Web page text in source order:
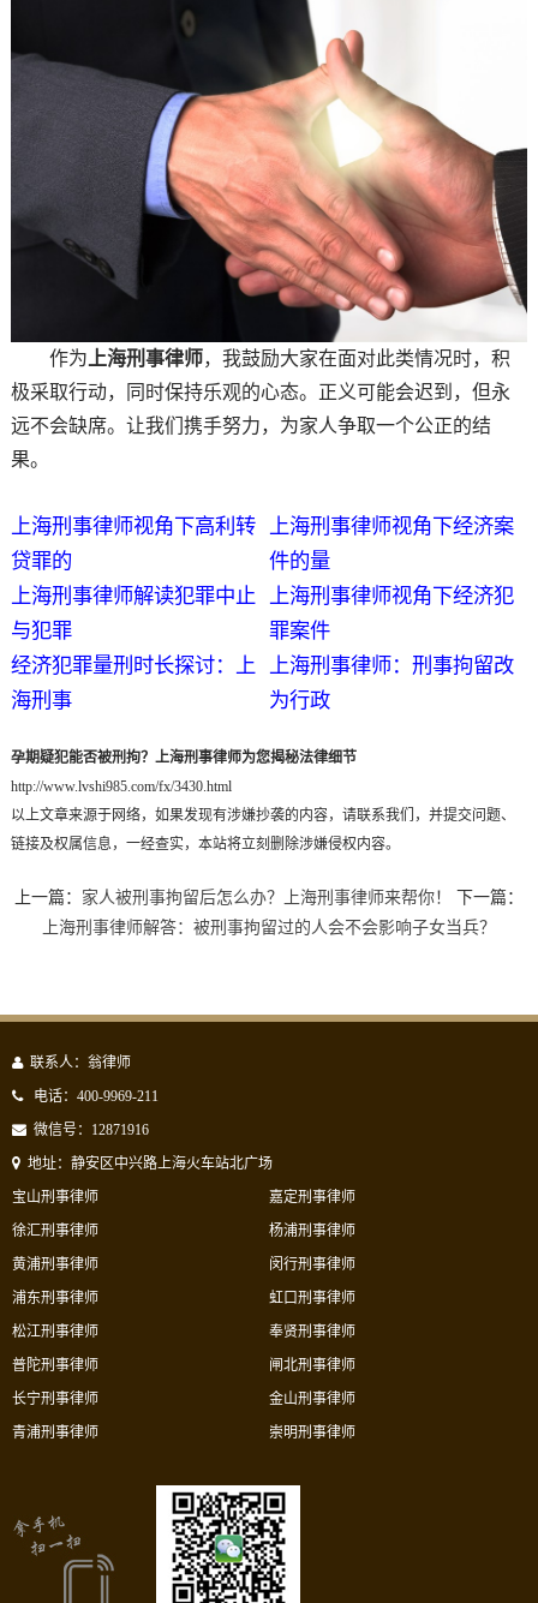
作为 上海刑事律师，我鼓励大家在面对此类情况时，积
极采取行动，同时保持乐观的心态。正义可能会迟到，但永
远不会缺席。让我们携手努力，为家人争取一个公正的结
果。
上海刑事律师视角下高利转
贷罪的
上海刑事律师视角下经济案
件的量
上海刑事律师解读犯罪中止
与犯罪
上海刑事律师视角下经济犯
罪案件
经济犯罪量刑时长探讨：上
海刑事
上海刑事律师：刑事拘留改
为行政
孕期疑犯能否被刑拘？上海刑事律师为您揭秘法律细节
http://www.lvshi985.com/fx/3430.html
以上文章来源于网络，如果发现有涉嫌抄袭的内容，请联系我们，并提交问题、
链接及权属信息，一经查实，本站将立刻删除涉嫌侵权内容。
上一篇： 家人被刑事拘留后怎么办？上海刑事律师来帮你！
下一篇：
上海刑事律师解答：被刑事拘留过的人会不会影响子女当兵？
联系人：翁律师
电话：400-9969-211
微信号：12871916
地址：静安区中兴路上海火车站北广场
宝山刑事律师
徐汇刑事律师
黄浦刑事律师
浦东刑事律师
嘉定刑事律师
杨浦刑事律师
闵行刑事律师
虹口刑事律师
松江刑事律师
普陀刑事律师
长宁刑事律师
青浦刑事律师
奉贤刑事律师
闸北刑事律师
金山刑事律师
崇明刑事律师